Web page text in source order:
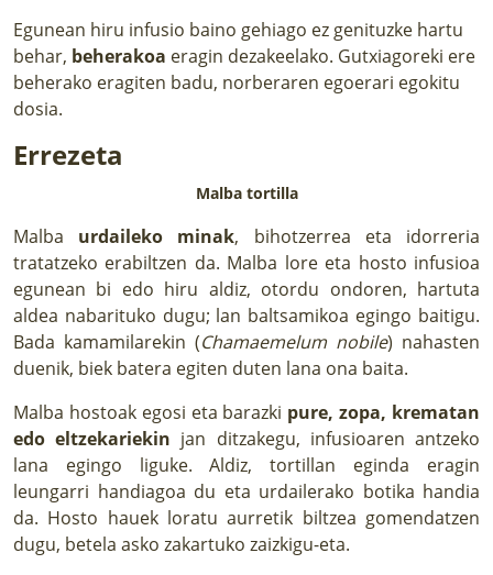
Egunean hiru infusio baino gehiago ez genituzke hartu
behar, beherakoa eragin dezakeelako. Gutxiagoreki ere
beherako eragiten badu, norberaren egoerari egokitu
dosia.
Errezeta
Malba tortilla
Malba urdaileko minak, bihotzerrea eta idorreria
tratatzeko erabiltzen da. Malba lore eta hosto infusioa
egunean bi edo hiru aldiz, otordu ondoren, hartuta
aldea nabarituko dugu; lan baltsamikoa egingo baitigu.
Bada kamamilarekin (Chamaemelum nobile) nahasten
duenik, biek batera egiten duten lana ona baita.
Malba hostoak egosi eta barazki pure, zopa, krematan
edo eltzekariekin jan ditzakegu, infusioaren antzeko
lana egingo liguke. Aldiz, tortillan eginda eragin
leungarri handiagoa du eta urdailerako botika handia
da. Hosto hauek loratu aurretik biltzea gomendatzen
dugu, betela asko zakartuko zaizkigu-eta.